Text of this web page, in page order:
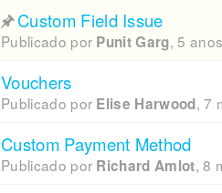
Custom Field Issue
Publicado por Punit Garg,5
Vouchers
Publicado por Elise Harwood,7
Custom Payment Method
Publicado por Richard Amlot,8